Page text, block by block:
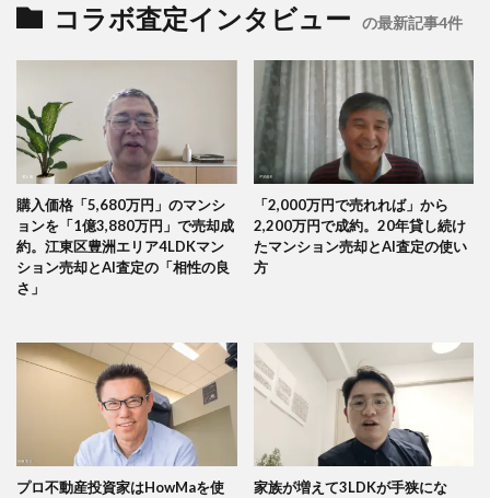
コラボ査定インタビュー の最新記事4件
購入価格「5,680万円」のマンシ
ョンを「1億3,880万円」で売却成
約。江東区豊洲エリア4LDKマン
ション売却とAI査定の「相性の良
さ」
「2,000万円で売れれば」から
2,200万円で成約。20年貸し続け
たマンション売却とAI査定の使い
方
プロ不動産投資家はHowMaを使 家族が増えて3LDKが手狭にな